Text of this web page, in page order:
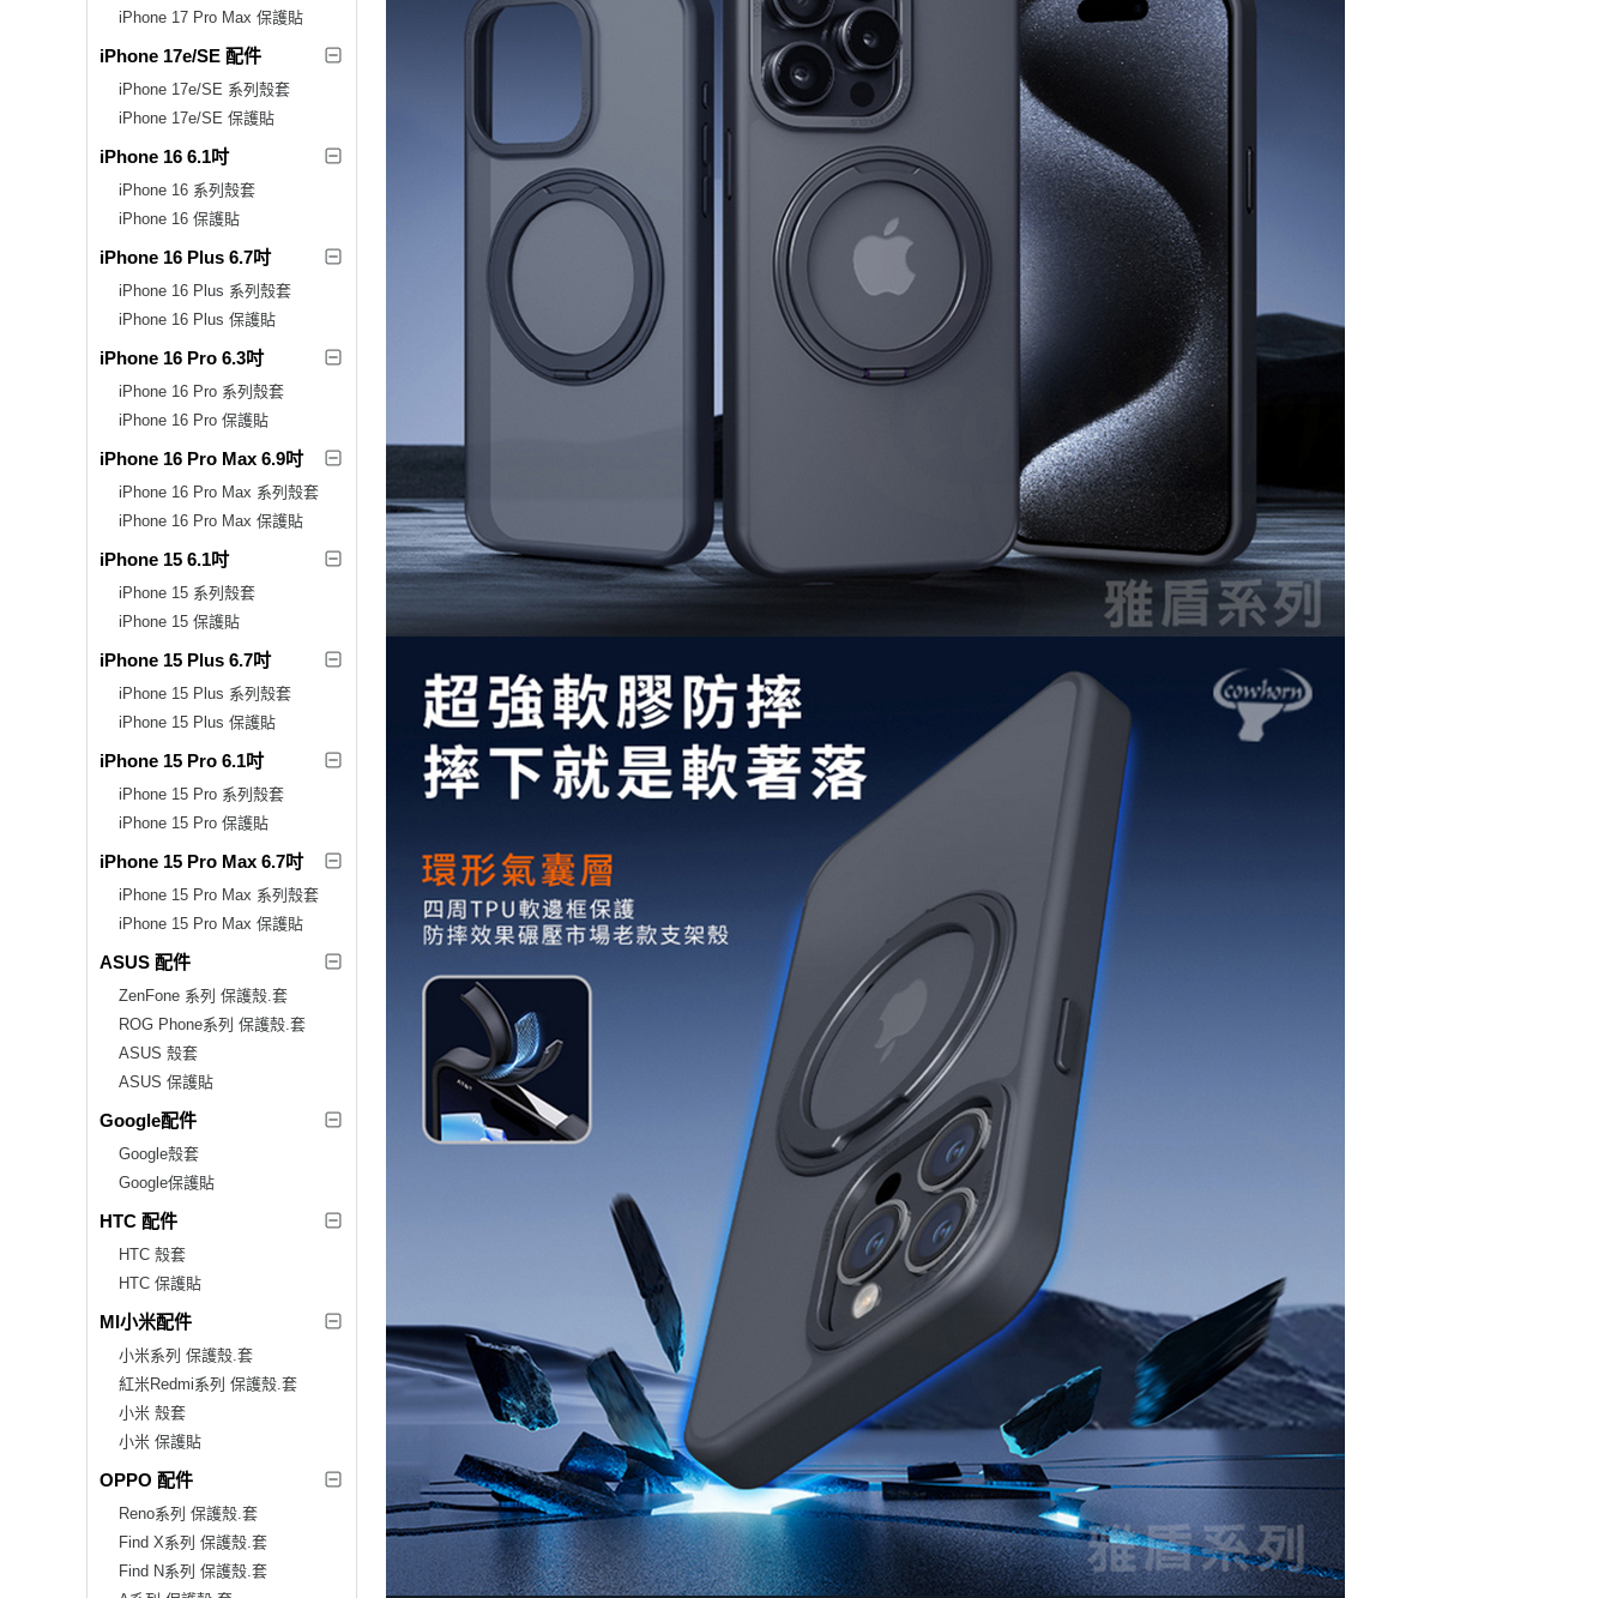
iPhone 17 Pro Max 保護貼
iPhone 17e/SE 配件
iPhone 17e/SE 系列殼套
iPhone 17e/SE 保護貼
iPhone 16 6.1吋
iPhone 16 系列殼套
iPhone 16 保護貼
iPhone 16 Plus 6.7吋
iPhone 16 Plus 系列殼套
iPhone 16 Plus 保護貼
iPhone 16 Pro 6.3吋
iPhone 16 Pro 系列殼套
iPhone 16 Pro 保護貼
iPhone 16 Pro Max 6.9吋
iPhone 16 Pro Max 系列殼套
iPhone 16 Pro Max 保護貼
iPhone 15 6.1吋
iPhone 15 系列殼套
iPhone 15 保護貼
iPhone 15 Plus 6.7吋
iPhone 15 Plus 系列殼套
iPhone 15 Plus 保護貼
iPhone 15 Pro 6.1吋
iPhone 15 Pro 系列殼套
iPhone 15 Pro 保護貼
iPhone 15 Pro Max 6.7吋
iPhone 15 Pro Max 系列殼套
iPhone 15 Pro Max 保護貼
ASUS 配件
ZenFone 系列 保護殼.套
ROG Phone系列 保護殼.套
ASUS 殼套
ASUS 保護貼
Google配件
Google殼套
Google保護貼
HTC 配件
HTC 殼套
HTC 保護貼
MI小米配件
小米系列 保護殼.套
紅米Redmi系列 保護殼.套
小米 殼套
小米 保護貼
OPPO 配件
Reno系列 保護殼.套
Find X系列 保護殼.套
Find N系列 保護殼.套